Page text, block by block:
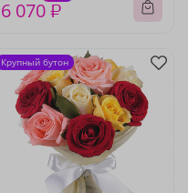
6 070 ₽
Крупный бутон